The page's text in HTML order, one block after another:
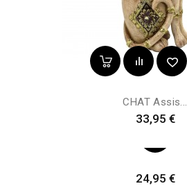
CHAT Assis...
Preis
33,95 €
Preis
24,95 €